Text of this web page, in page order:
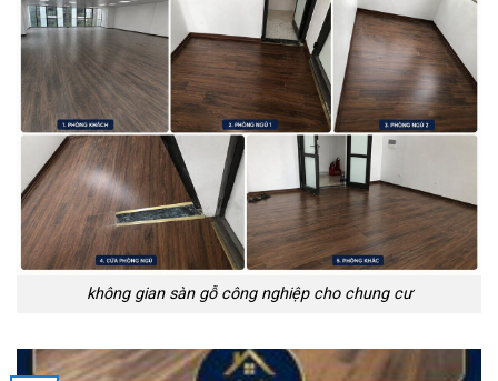
không gian sàn gỗ công nghiệp cho chung cư